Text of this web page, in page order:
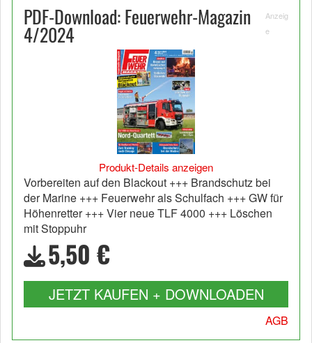
PDF-Download: Feuerwehr-Magazin
4/2024
Anzeig
e
Produkt-Details anzeigen
Vorbereiten auf den Blackout +++ Brandschutz bei
der Marine +++ Feuerwehr als Schulfach +++ GW für
Höhenretter +++ Vier neue TLF 4000 +++ Löschen
mit Stoppuhr
5,50 €
JETZT KAUFEN + DOWNLOADEN
AGB